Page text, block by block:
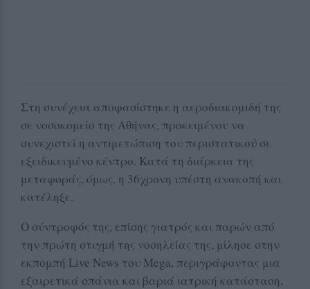
Στη συνέχεια αποφασίστηκε η αεροδιακομιδή της
σε νοσοκομείο της Αθήνας, προκειμένου να
συνεχιστεί η αντιμετώπιση του περιστατικού σε
εξειδικευμένο κέντρο. Κατά τη διάρκεια της
μεταφοράς, όμως, η 36χρονη υπέστη ανακοπή και
κατέληξε.
Ο σύντροφός της, επίσης γιατρός και παρών από
την πρώτη στιγμή της νοσηλείας της, μίλησε στην
εκπομπή Live News του Mega, περιγράφοντας μια
εξαιρετικά σπάνια και βαριά ιατρική κατάσταση,